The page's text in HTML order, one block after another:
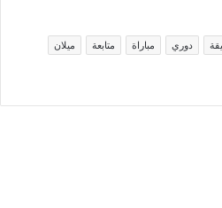
دوري مباراة متابعة
ميلان